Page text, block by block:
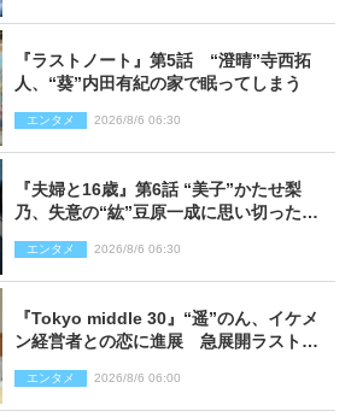
『ラストノート』第5話 “澄晴”寺西拓
人、“葵”内田有紀の家で眠ってしまう
エンタメ 2026/8/6 06:30
『夫婦と16歳』第6話 “美子”かたせ梨
乃、失意の“紘”豆原一成に思い切ったプ
エンタメ 2026/8/6 06:30
『Tokyo middle 30』“遥”のん、イケメ
ン経営者との恋に進展 急展開ラストに
エンタメ 2026/8/6 06:00